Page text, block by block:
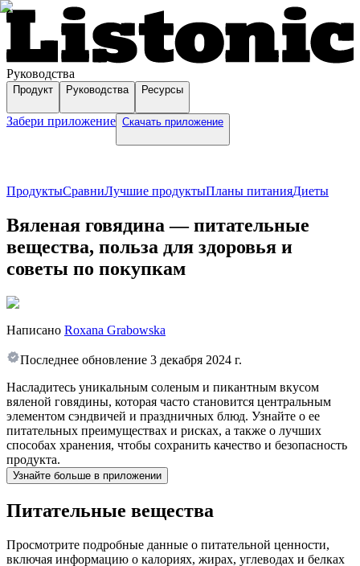
Руководства
Продукт Руководства Ресурсы
Забери приложение Скачать приложение
ПродуктыСравниЛучшие продуктыПланы питанияДиеты
Вяленая говядина — питательные
вещества, польза для здоровья и
советы по покупкам
Написано Roxana Grabowska
Последнее обновление 3 декабря 2024 г.
Насладитесь уникальным соленым и пикантным вкусом
вяленой говядины, которая часто становится центральным
элементом сэндвичей и праздничных блюд. Узнайте о ее
питательных преимуществах и рисках, а также о лучших
способах хранения, чтобы сохранить качество и безопасность
продукта.
Узнайте больше в приложении
Питательные вещества
Просмотрите подробные данные о питательной ценности,
включая информацию о калориях, жирах, углеводах и белках